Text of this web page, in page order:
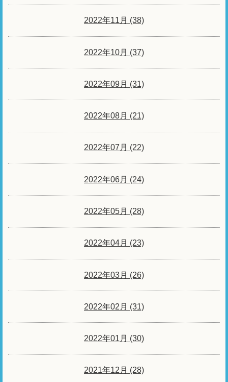
2022年11月 (38)
2022年10月 (37)
2022年09月 (31)
2022年08月 (21)
2022年07月 (22)
2022年06月 (24)
2022年05月 (28)
2022年04月 (23)
2022年03月 (26)
2022年02月 (31)
2022年01月 (30)
2021年12月 (28)